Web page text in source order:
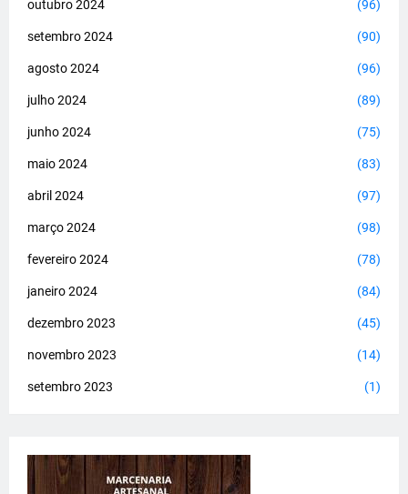
outubro 2024 (96)
setembro 2024 (90)
agosto 2024 (96)
julho 2024 (89)
junho 2024 (75)
maio 2024 (83)
abril 2024 (97)
março 2024 (98)
fevereiro 2024 (78)
janeiro 2024 (84)
dezembro 2023 (45)
novembro 2023 (14)
setembro 2023 (1)